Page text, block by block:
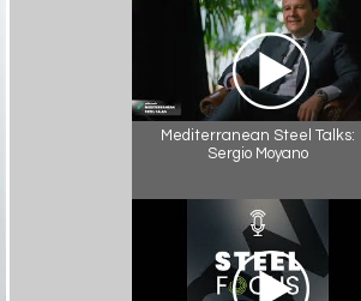
Mediterranean Steel Talks:
Sergio Moyano